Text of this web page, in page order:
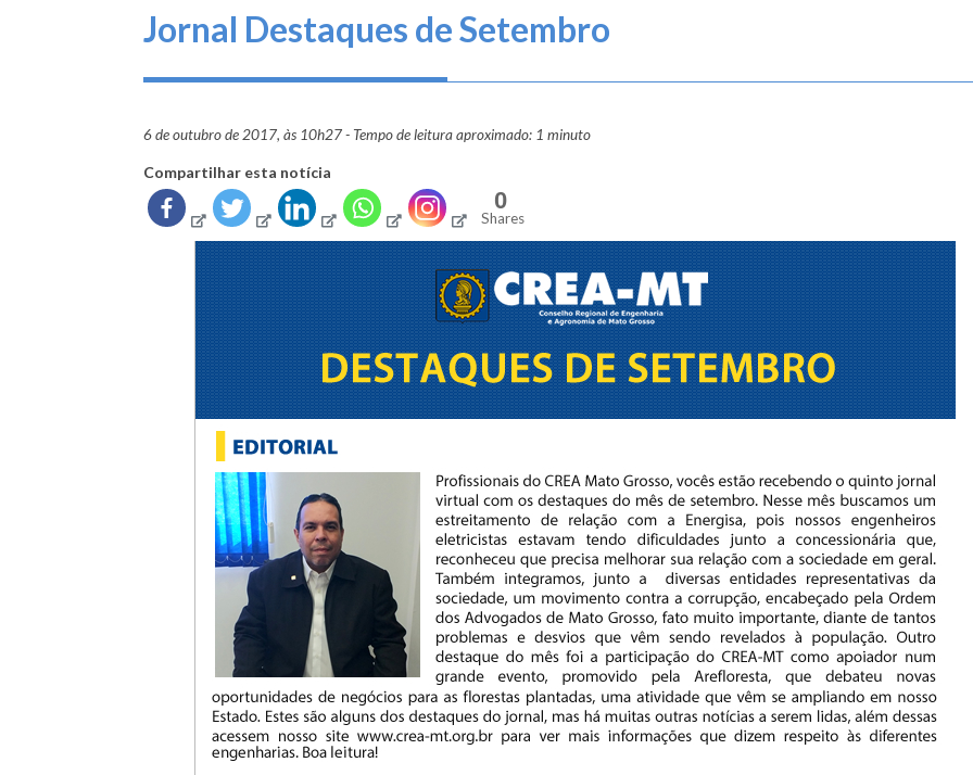
Jornal Destaques de Setembro
6 de outubro de 2017, às 10h27 - Tempo de leitura aproximado: 1 minuto
Compartilhar esta notícia
0
Shares